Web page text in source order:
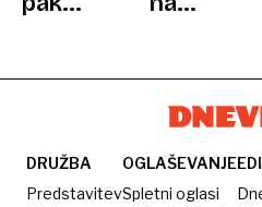
gorile
velika
komaj
prst
DRUŽBA
Predstavitev
OGLAŠEVANJE
Spletni oglasi